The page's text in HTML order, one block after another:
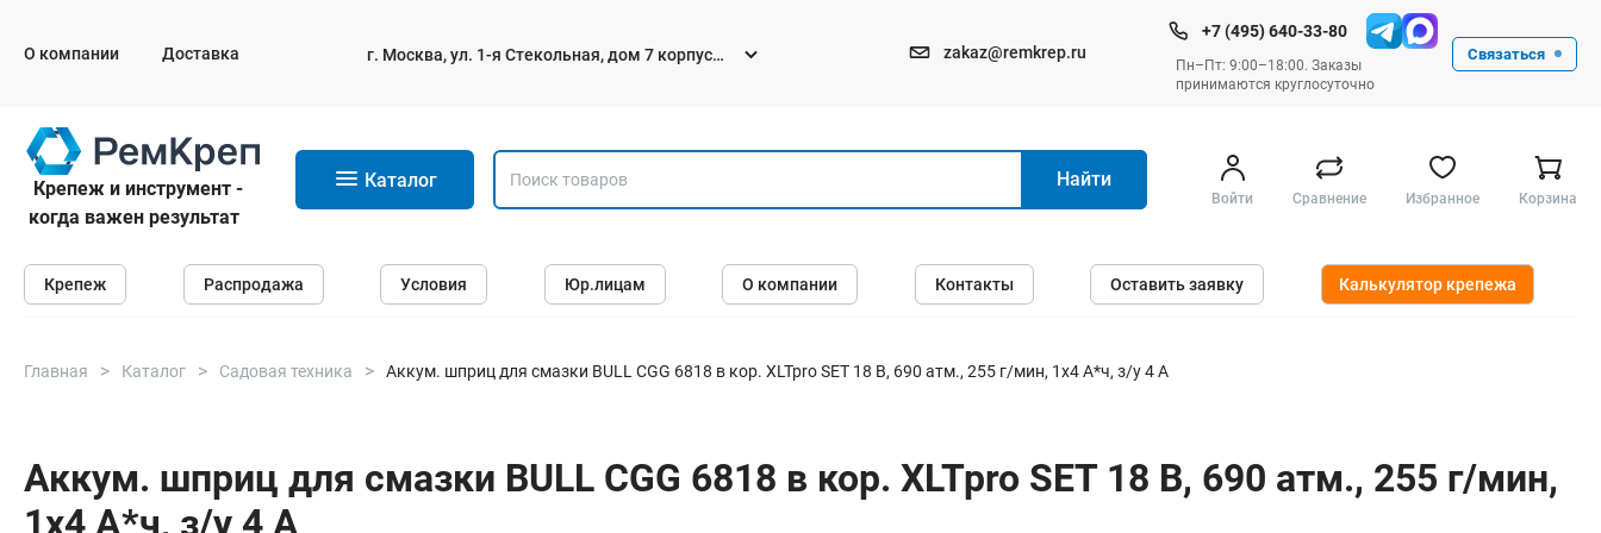
О компании Доставка
г. Москва, ул. 1-я Стекольная, дом 7 корпус
zakaz@remkrep.ru
+7 (495) 640-33-80
Пн–Пт: 9:00–18:00. Заказы
принимаются круглосуточно
Связаться
Крепеж и инструмент -
когда важен результат
Каталог
Крепеж
Анкеры
Саморезы и шурупы
Электро и бензоинструменты
Перфораторы
Шуруповерты
Ручные инструменты
Малярные
Столярные
Найти
Войти Сравнение Избранное Корзина
Крепеж Распродажа Условия Юр.лицам О компании Контакты Оставить заявку Калькулятор крепежа
Главная Каталог Садовая техника Аккум. шприц для смазки BULL CGG 6818 в кор. XLTpro SET 18 В, 690 атм., 255 г/мин, 1х4 А*ч, з/у 4 А
Аккум. шприц для смазки BULL CGG 6818 в кор. XLTpro SET 18 В, 690 атм., 255 г/мин,
1х4 А*ч, з/у 4 А